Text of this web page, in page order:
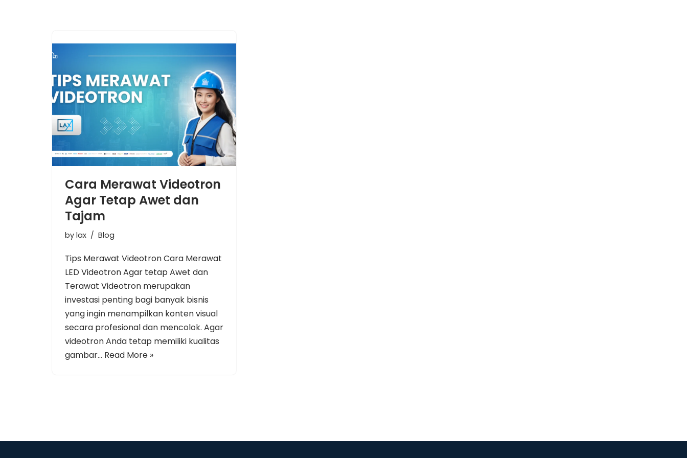
Cara Merawat Videotron
Agar Tetap Awet dan
Tajam
by lax Blog
Tips Merawat Videotron Cara Merawat
LED Videotron Agar tetap Awet dan
Terawat Videotron merupakan
investasi penting bagi banyak bisnis
yang ingin menampilkan konten visual
secara profesional dan mencolok. Agar
videotron Anda tetap memiliki kualitas
gambar… Read More »